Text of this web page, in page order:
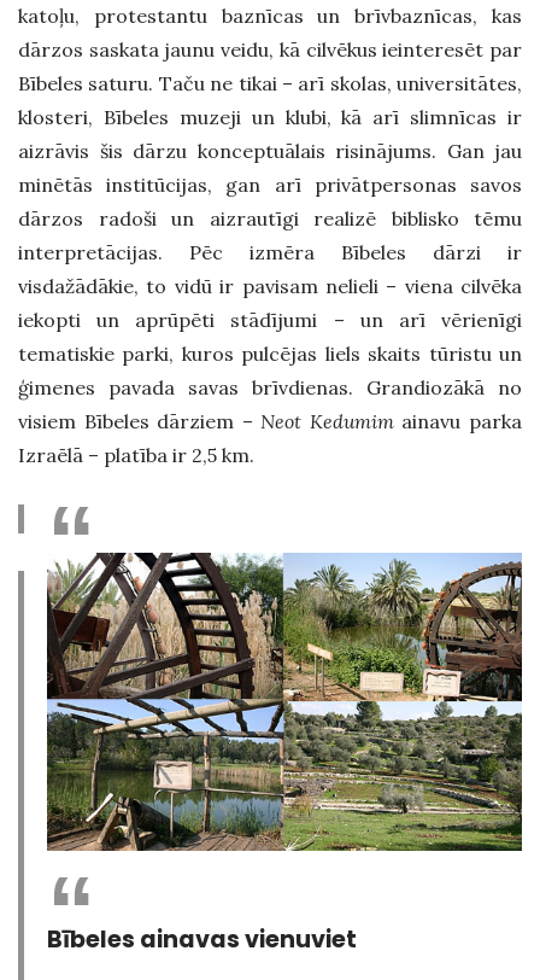
katoļu, protestantu baznīcas un brīvbaznīcas, kas
dārzos saskata jaunu veidu, kā cilvēkus ieinteresēt par
Bībeles saturu. Taču ne tikai – arī skolas, universitātes,
klosteri, Bībeles muzeji un klubi, kā arī slimnīcas ir
aizrāvis šis dārzu konceptuālais risinājums. Gan jau
minētās institūcijas, gan arī privātpersonas savos
dārzos radoši un aizrautīgi realizē biblisko tēmu
interpretācijas. Pēc izmēra Bībeles dārzi ir
visdažādākie, to vidū ir pavisam nelieli – viena cilvēka
iekopti un aprūpēti stādījumi – un arī vērienīgi
tematiskie parki, kuros pulcējas liels skaits tūristu un
ģimenes pavada savas brīvdienas. Grandiozākā no
visiem Bībeles dārziem –Neot Kedumimainavu parka
Izraēlā – platība ir 2,5 km.
Bībeles ainavas vienuviet